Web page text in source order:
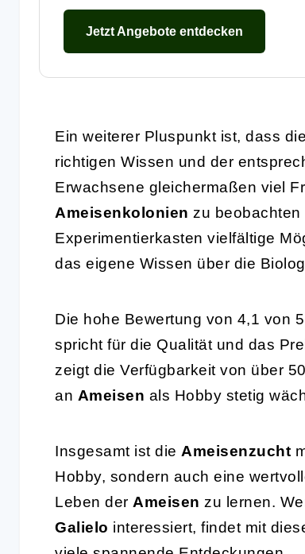
Jetzt Angebote entdecken
Ein weiterer Pluspunkt ist, dass die
richtigen Wissen und der
Erwachsene gleichermaßen viel
Ameisenkolonien zu beobachten
Experimentierkasten vielfältige
das eigene Wissen über die
Die hohe Bewertung von 4,1 von
spricht für die Qualität und das
zeigt die Verfügbarkeit von über
an Ameisen als Hobby stetig
Insgesamt ist die Ameisenzucht
Hobby, sondern auch eine
Leben der Ameisen zu lernen.
Galielo interessiert, findet mit